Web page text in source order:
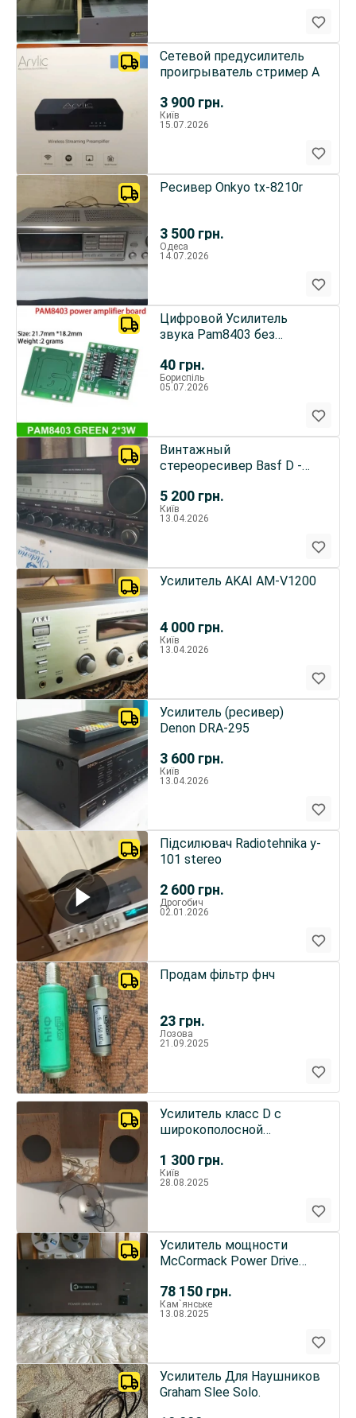
3 900 грн.
Сетевой предусилитель
проигрыватель стример A
Київ
15.07.2026
3 500 грн.
Ресивер Onkyo tx-8210r
Одеса
14.07.2026
40 грн.
Цифровой Усилитель
звука Pam8403 без
Бориспіль
05.07.2026
5 200 грн.
Винтажный
стереоресивер Basf D -
Київ
13.04.2026
4 000 грн.
Усилитель AKAI AM-V1200
Київ
13.04.2026
3 600 грн.
Усилитель (ресивер)
Denon DRA-295
Київ
13.04.2026
2 600 грн.
Підсилювач Radiotehnika y-
101 stereo
Дрогобич
02.01.2026
23 грн.
Продам фільтр фнч
Лозова
21.09.2025
1 300 грн.
Усилитель класс D с
широкополосной
Київ
28.08.2025
78 150 грн.
Усилитель мощности
McCormack Power Drive
Кам`янське
13.08.2025
Усилитель Для Наушников
Graham Slee Solo.